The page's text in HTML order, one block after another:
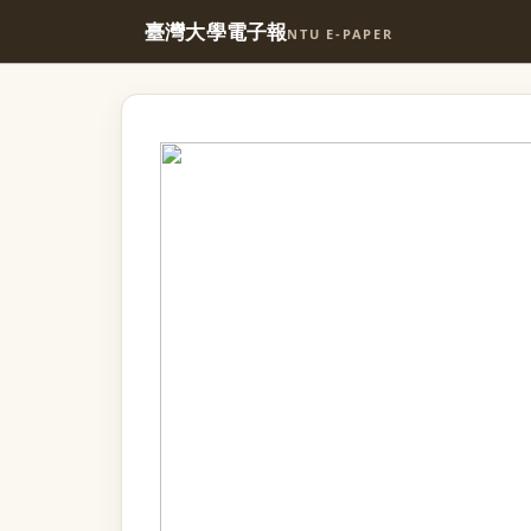
臺灣大學電子報NTU E-PAPER